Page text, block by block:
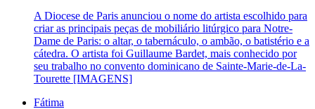
A Diocese de Paris anunciou o nome do artista escolhido para
criar as principais peças de mobiliário litúrgico para Notre-
Dame de Paris: o altar, o tabernáculo, o ambão, o batistério e a
cátedra. O artista foi Guillaume Bardet, mais conhecido por
seu trabalho no convento dominicano de Sainte-Marie-de-La-
Tourette [IMAGENS]
Fátima